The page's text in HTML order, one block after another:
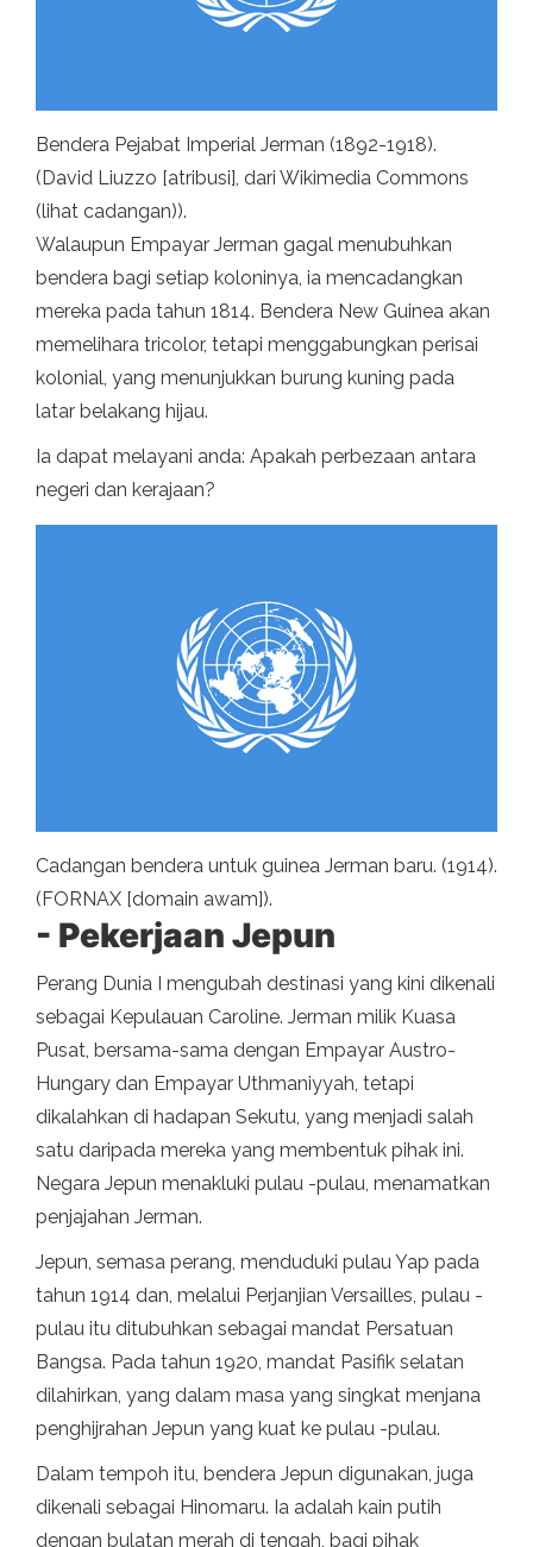
Bendera Pejabat Imperial Jerman (1892-1918).
(David Liuzzo [atribusi], dari Wikimedia Commons
(lihat cadangan)).
Walaupun Empayar Jerman gagal menubuhkan
bendera bagi setiap koloninya, ia mencadangkan
mereka pada tahun 1814. Bendera New Guinea akan
memelihara tricolor, tetapi menggabungkan perisai
kolonial, yang menunjukkan burung kuning pada
latar belakang hijau.
Ia dapat melayani anda: Apakah perbezaan antara
negeri dan kerajaan?
Cadangan bendera untuk guinea Jerman baru. (1914).
(FORNAX [domain awam]).
- Pekerjaan Jepun
Perang Dunia I mengubah destinasi yang kini dikenali
sebagai Kepulauan Caroline. Jerman milik Kuasa
Pusat, bersama-sama dengan Empayar Austro-
Hungary dan Empayar Uthmaniyyah, tetapi
dikalahkan di hadapan Sekutu, yang menjadi salah
satu daripada mereka yang membentuk pihak ini.
Negara Jepun menakluki pulau -pulau, menamatkan
penjajahan Jerman.
Jepun, semasa perang, menduduki pulau Yap pada
tahun 1914 dan, melalui Perjanjian Versailles, pulau -
pulau itu ditubuhkan sebagai mandat Persatuan
Bangsa. Pada tahun 1920, mandat Pasifik selatan
dilahirkan, yang dalam masa yang singkat menjana
penghijrahan Jepun yang kuat ke pulau -pulau.
Dalam tempoh itu, bendera Jepun digunakan, juga
dikenali sebagai Hinomaru. Ia adalah kain putih
dengan bulatan merah di tengah, bagi pihak